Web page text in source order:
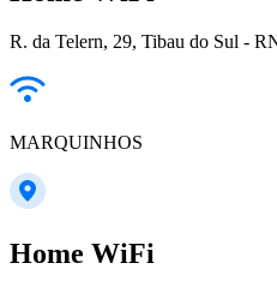
R. da Telern, 29, Tibau do Sul -
MARQUINHOS
Home WiFi